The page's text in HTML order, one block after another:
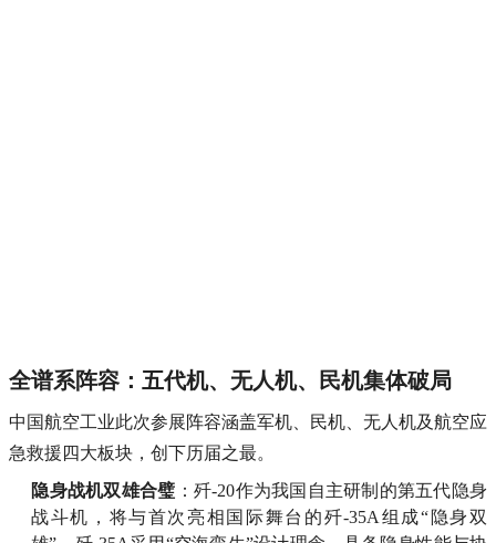
​全谱系阵容：五代机、无人机、民机集体破局​
中国航空工业此次参展阵容涵盖军机、民机、无人机及航空应
急救援四大板块，创下历届之最。
​隐身战机双雄合璧​ ​：歼-20作为我国自主研制的第五代隐身
战斗机，将与首次亮相国际舞台的歼-35A组成“隐身双